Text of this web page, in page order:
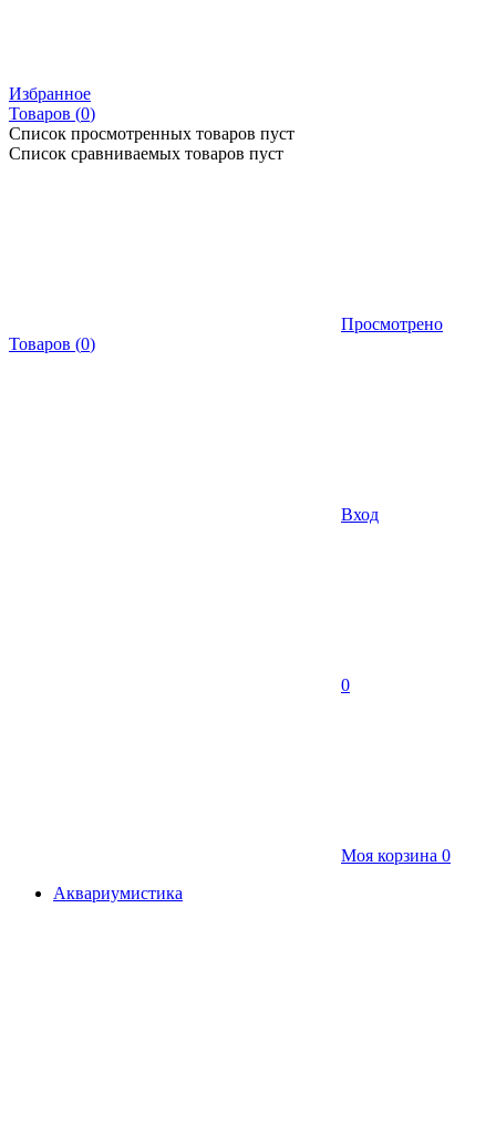
Избранное
Товаров (0)
Список просмотренных товаров пуст
Список сравниваемых товаров пуст
Просмотрено
Товаров (0)
Вход
0
Моя корзина 0
Аквариумистика